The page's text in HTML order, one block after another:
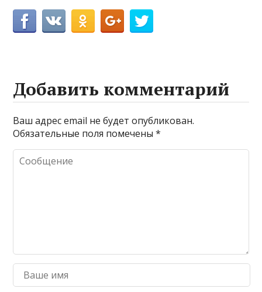
Добавить комментарий
Ваш адрес email не будет опубликован.
Обязательные поля помечены*